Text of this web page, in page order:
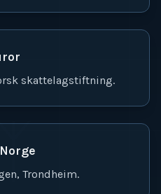
skattelagstiftning.
Trondheim.